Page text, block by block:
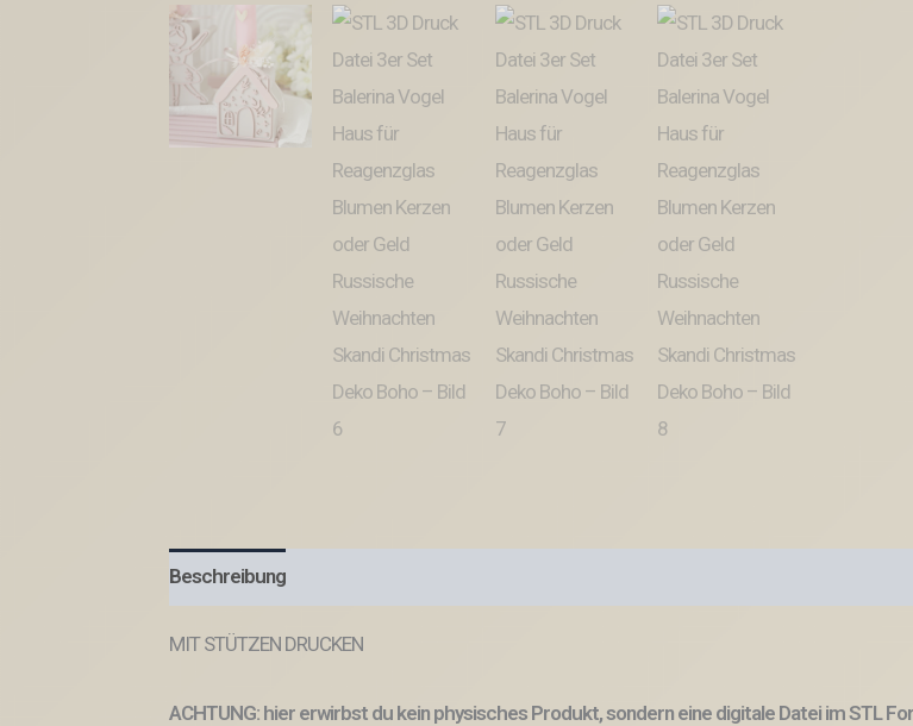
Beschreibung
MIT STÜTZEN DRUCKEN
ACHTUNG: hier erwirbst du kein physisches Produkt, sondern eine digitale Datei im STL